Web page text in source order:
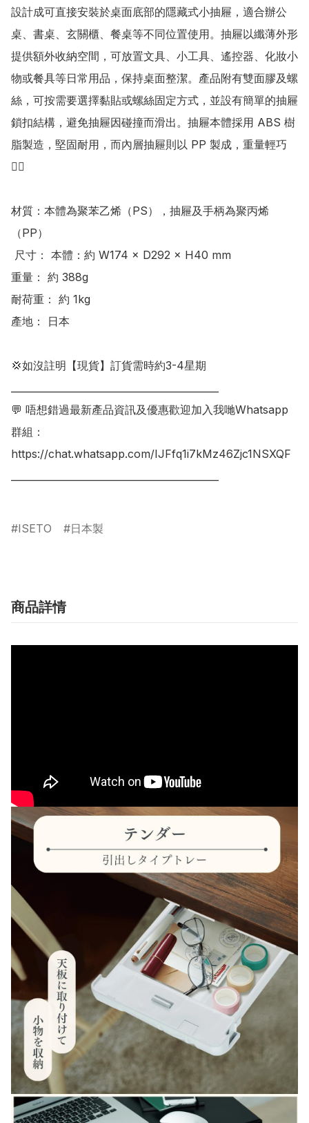
設計成可直接安裝於桌面底部的隱藏式小抽屜，適合辦公
桌、書桌、玄關櫃、餐桌等不同位置使用。抽屜以纖薄外形
提供額外收納空間，可放置文具、小工具、遙控器、化妝小
物或餐具等日常用品，保持桌面整潔。產品附有雙面膠及螺
絲，可按需要選擇黏貼或螺絲固定方式，並設有簡單的抽屜
鎖扣結構，避免抽屜因碰撞而滑出。抽屜本體採用 ABS 樹
脂製造，堅固耐用，而內層抽屜則以 PP 製成，重量輕巧
👍🏻
材質：本體為聚苯乙烯（PS），抽屜及手柄為聚丙烯
（PP）
重量： 約 388g
耐荷重： 約 1kg
產地： 日本
💢如沒註明【現貨】訂貨需時約3-4星期
💬 唔想錯過最新產品資訊及優惠歡迎加入我哋Whatsapp
群組：
https://chat.whatsapp.com/IJFfq1i7kMz46Zjc1NSXQF
ISETO 日本製
商品詳情